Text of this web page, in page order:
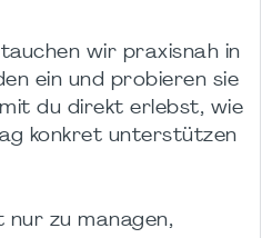
wir praxisnah in
ein und probieren sie
du direkt erlebst, wie
konkret unterstützen
nur zu managen,